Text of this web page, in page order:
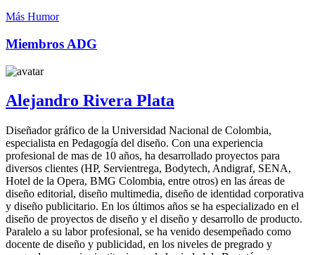
Más Humor
Miembros ADG
Alejandro Rivera Plata
Diseñador gráfico de la Universidad Nacional de Colombia,
especialista en Pedagogía del diseño. Con una experiencia
profesional de mas de 10 años, ha desarrollado proyectos para
diversos clientes (HP, Servientrega, Bodytech, Andigraf, SENA,
Hotel de la Opera, BMG Colombia, entre otros) en las áreas de
diseño editorial, diseño multimedia, diseño de identidad corporativa
y diseño publicitario. En los últimos años se ha especializado en el
diseño de proyectos de diseño y el diseño y desarrollo de producto.
Paralelo a su labor profesional, se ha venido desempeñado como
docente de diseño y publicidad, en los niveles de pregrado y